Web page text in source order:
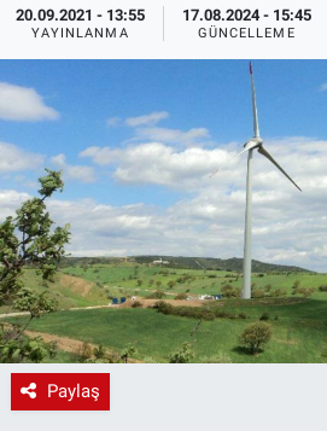
20.09.2021 - 13:55
YAYINLANMA
17.08.2024 - 15:45
GÜNCELLEME
Paylaş
Endüstri 4.0 Uygulamaları
Ağır Sanayi Çözümleri